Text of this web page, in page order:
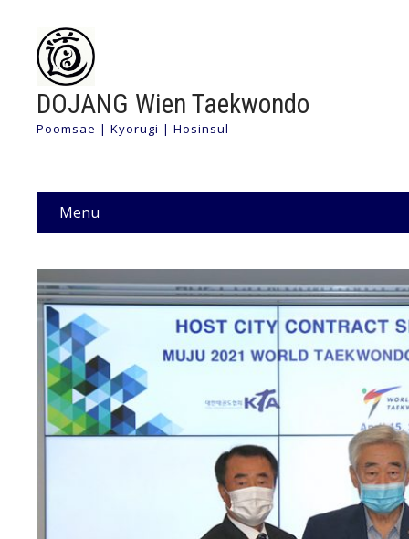
DOJANG Wien Taekwondo
Poomsae | Kyorugi | Hosinsul
Menu